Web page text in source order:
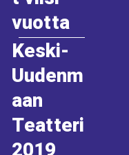
vuotta
Keski-
Uudenm
aan
Teatteri